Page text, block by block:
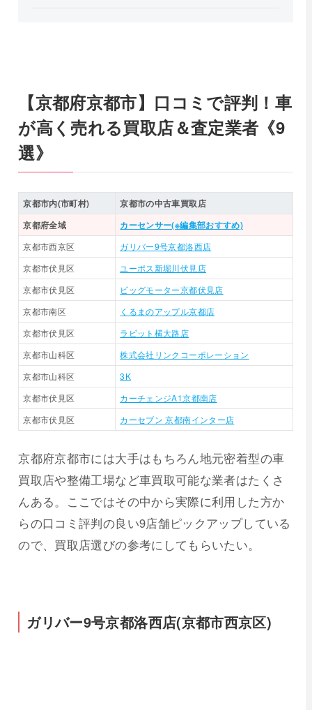
【京都府京都市】口コミで評判！車
が高く売れる買取店＆査定業者《9
選》
京都市内(市町村)
京都市の中古車買取店
京都府全域
カーセンサー(※編集部おすすめ)
京都市西京区
ガリバー9号京都洛西店
京都市伏見区
ユーポス新堀川伏見店
京都市伏見区
ビッグモーター京都伏見店
京都市南区
くるまのアップル京都店
京都市伏見区
ラビット横大路店
京都市山科区
株式会社リンクコーポレーション
京都市山科区
3K
京都市伏見区
カーチェンジA1京都南店
京都市伏見区
カーセブン 京都南インター店
京都府京都市には大手はもちろん地元密着型の車
買取店や整備工場など車買取可能な業者はたくさ
んある。ここではその中から実際に利用した方か
らの口コミ評判の良い9店舗ピックアップしている
ので、買取店選びの参考にしてもらいたい。
ガリバー9号京都洛西店(京都市西京区)